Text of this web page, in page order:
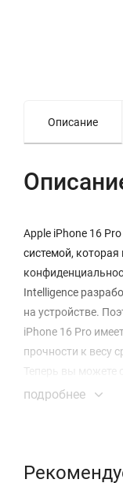
Описание
Apple iPhone 16
системой,
Intelligence
на устройстве.
iPhone 16 Pro
прочности к весу
Теперь вы можете
быстрого доступа
скачком в
подробнее